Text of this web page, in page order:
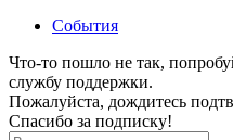
События
Что-то пошло не так,
службу поддержки.
Пожалуйста, дождитесь
Спасибо за подписку!